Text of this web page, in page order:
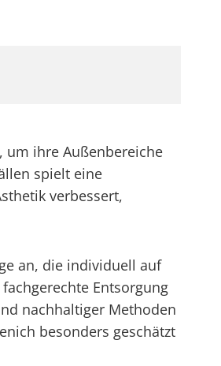
um ihre Außenbereiche
spielt eine
verbessert,
an, die individuell auf
Entsorgung
nachhaltiger Methoden
besonders geschätzt